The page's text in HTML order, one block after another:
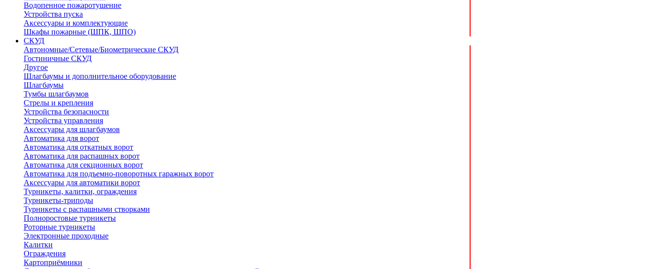
Водопенное пожаротушение
Устройства пуска
Аксессуары и комплектующие
Шкафы пожарные (ШПК, ШПО)
СКУД
Автономные/Сетевые/Биометрические СКУД
Гостиничные СКУД
Другое
Шлагбаумы и дополнительное оборудование
Шлагбаумы
Тумбы шлагбаумов
Стрелы и крепления
Устройства безопасности
Устройства управления
Аксессуары для шлагбаумов
Автоматика для ворот
Автоматика для откатных ворот
Автоматика для распашных ворот
Автоматика для секционных ворот
Автоматика для подъемно-поворотных гаражных ворот
Аксессуары для автоматики ворот
Турникеты, калитки, ограждения
Турникеты-триподы
Турникеты с распашными створками
Полноростовые турникеты
Роторные турникеты
Электронные проходные
Калитки
Ограждения
Картоприёмники